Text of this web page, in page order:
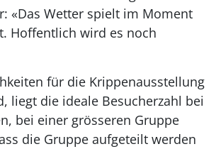
«Das Wetter spielt im Moment
Hoffentlich wird es noch
für die Krippenausstellung
liegt die ideale Besucherzahl bei
bei einer grösseren Gruppe
die Gruppe aufgeteilt werden